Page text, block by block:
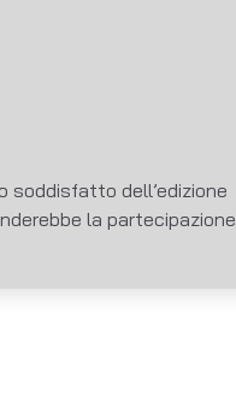
soddisfatto dell’edizione
la partecipazione